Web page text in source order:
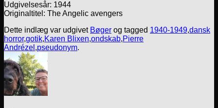
Udgivelsesår: 1944
Originaltitel: The Angelic avengers
Dette indlæg var udgivet Bøger og tagged 1940-1949,dansk
horror,gotik,Karen Blixen,ondskab,Pierre
Andrézel ,pseudonym.